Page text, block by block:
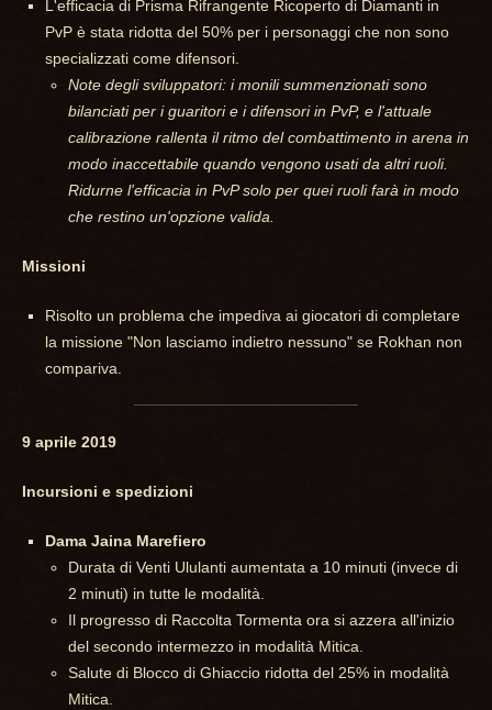
L'efficacia di Prisma Rifrangente Ricoperto di Diamanti in
PvP è stata ridotta del 50% per i personaggi che non sono
specializzati come difensori.
Note degli sviluppatori: i monili summenzionati sono
bilanciati per i guaritori e i difensori in PvP, e l'attuale
calibrazione rallenta il ritmo del combattimento in arena in
modo inaccettabile quando vengono usati da altri ruoli.
Ridurne l'efficacia in PvP solo per quei ruoli farà in modo
che restino un'opzione valida.
Missioni
Risolto un problema che impediva ai giocatori di completare
la missione "Non lasciamo indietro nessuno" se Rokhan non
compariva.
9 aprile 2019
Incursioni e spedizioni
Dama Jaina Marefiero
Durata di Venti Ululanti aumentata a 10 minuti (invece di
2 minuti) in tutte le modalità.
Il progresso di Raccolta Tormenta ora si azzera all'inizio
del secondo intermezzo in modalità Mitica.
Salute di Blocco di Ghiaccio ridotta del 25% in modalità
Mitica.